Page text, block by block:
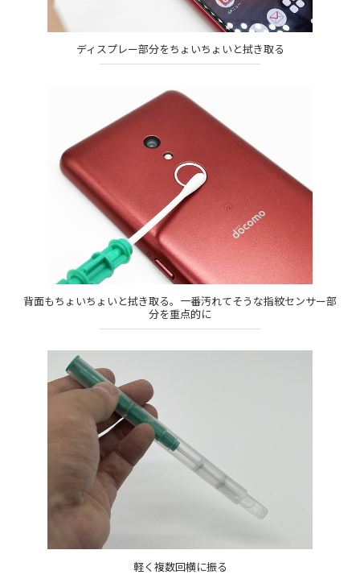
ディスプレー部分をちょいちょいと拭き取る
背面もちょいちょいと拭き取る。一番汚れてそうな指紋センサー部
分を重点的に
軽く複数回横に振る